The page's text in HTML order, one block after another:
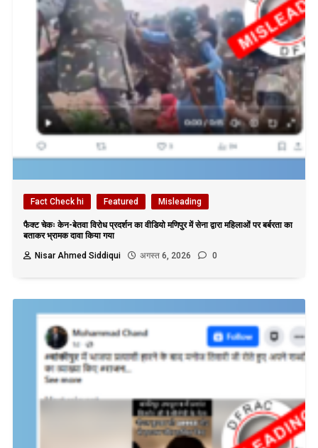
Fact Check hi Featured Misleading
फैक्ट चेकः केन-बेतवा विरोध प्रदर्शन का वीडियो मणिपुर में सेना द्वारा महिलाओं पर बर्बरता का
बताकर भ्रामक दावा किया गया
Nisar Ahmed Siddiqui
अगस्त 6, 2026 0